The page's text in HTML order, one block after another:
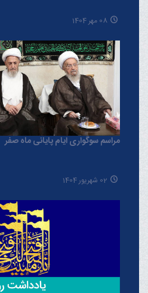
08 مهر 1404
مراسم سوگواری ایام پایانی ماه صفر
02 شهریور 1404